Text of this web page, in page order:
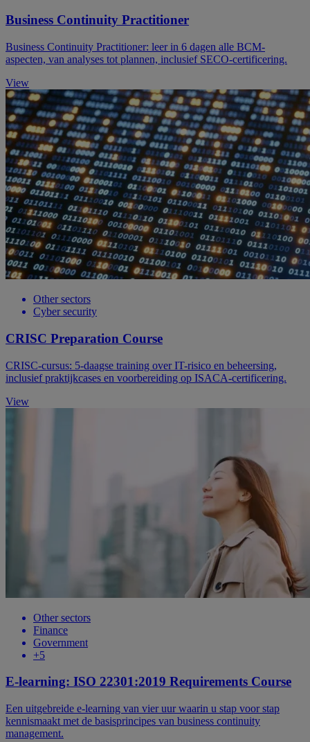
Business Continuity Practitioner
Business Continuity Practitioner: leer in 6 dagen alle BCM-
aspecten, van analyses tot plannen, inclusief SECO-certificering.
View
Other sectors
Cyber security
CRISC Preparation Course
CRISC-cursus: 5-daagse training over IT-risico en beheersing,
inclusief praktijkcases en voorbereiding op ISACA-certificering.
View
Other sectors
Finance
Government
+5
E-learning: ISO 22301:2019 Requirements Course
Een uitgebreide e-learning van vier uur waarin u stap voor stap
kennismaakt met de basisprincipes van business continuity
management.